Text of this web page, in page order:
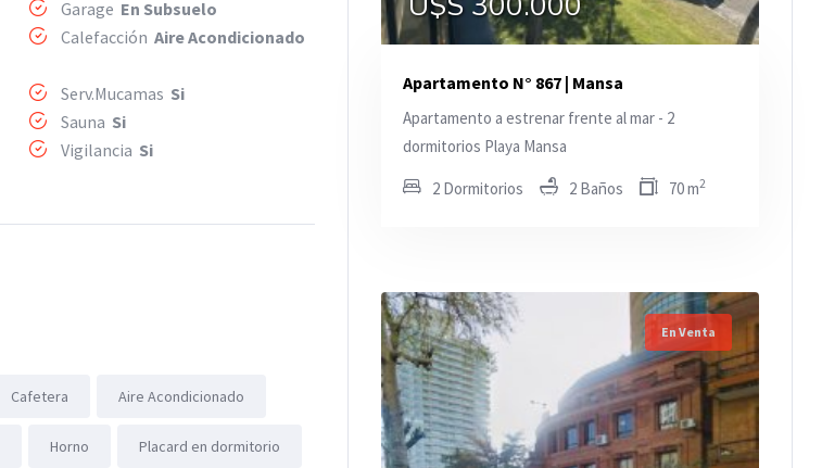
Garage En Subsuelo
Calefacción Aire Acondicionado
Serv.Mucamas Si
Sauna Si
Vigilancia Si
Cafetera Aire Acondicionado
Horno Placard en dormitorio
Apartamento N° 867 | Mansa
Apartamento a estrenar frente al mar - 2
dormitorios Playa Mansa
2 Dormitorios 2 Baños 70 m2
En Venta